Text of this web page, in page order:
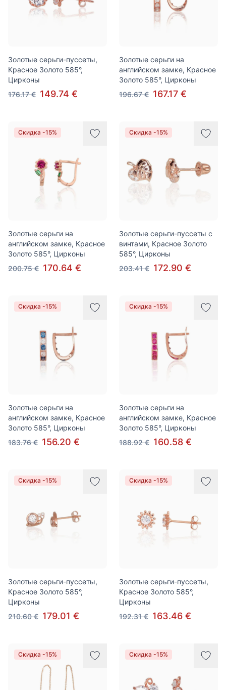
Золотые серьги-пуссеты,
Красное Золото 585°,
Цирконы
176.17 € 149.74 €
Золотые серьги на
английском замке, Красное
Золото 585°, Цирконы
196.67 € 167.17 €
Скидка -15%
Золотые серьги на
английском замке, Красное
Золото 585°, Цирконы
200.75 € 170.64 €
Скидка -15%
Золотые серьги-пуссеты с
винтами, Красное Золото
585°, Цирконы
203.41 € 172.90 €
Скидка -15%
Золотые серьги на
английском замке, Красное
Золото 585°, Цирконы
183.76 € 156.20 €
Скидка -15%
Золотые серьги на
английском замке, Красное
Золото 585°, Цирконы
188.92 € 160.58 €
Скидка -15%
Золотые серьги-пуссеты,
Красное Золото 585°,
Цирконы
210.60 € 179.01 €
Скидка -15%
Золотые серьги-пуссеты,
Красное Золото 585°,
Цирконы
192.31 € 163.46 €
Скидка -15% Скидка -15%